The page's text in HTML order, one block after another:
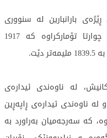
بارانبارین لە سنووری
پارێزگای سلێمانی لە ناوچەی چوارتا تۆمارکراوە کە 1917
لە ناوەندی ئیدارەی
549.2 ملیمەتر، و لە ناوەندی ئیدارەی ڕاپەڕین
باریوە، کە سەرجەمیان بەراورد بە